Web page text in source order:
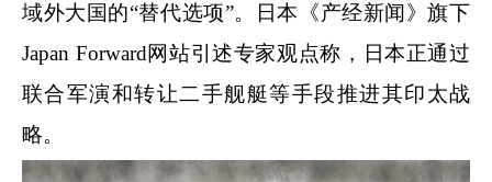
域外大国的“替代选项”。日本《产经新闻》旗下
Japan Forward网站引述专家观点称，日本正通过
联合军演和转让二手舰艇等手段推进其印太战
略。